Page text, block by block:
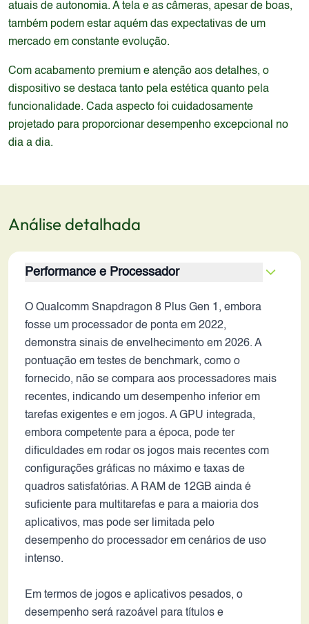
atuais de autonomia. A tela e as câmeras, apesar de boas,
também podem estar aquém das expectativas de um
mercado em constante evolução.
Com acabamento premium e atenção aos detalhes, o
dispositivo se destaca tanto pela estética quanto pela
funcionalidade. Cada aspecto foi cuidadosamente
projetado para proporcionar desempenho excepcional no
dia a dia.
Análise detalhada
Performance e Processador
O Qualcomm Snapdragon 8 Plus Gen 1, embora
fosse um processador de ponta em 2022,
demonstra sinais de envelhecimento em 2026. A
pontuação em testes de benchmark, como o
fornecido, não se compara aos processadores mais
recentes, indicando um desempenho inferior em
tarefas exigentes e em jogos. A GPU integrada,
embora competente para a época, pode ter
dificuldades em rodar os jogos mais recentes com
configurações gráficas no máximo e taxas de
quadros satisfatórias. A RAM de 12GB ainda é
suficiente para multitarefas e para a maioria dos
aplicativos, mas pode ser limitada pelo
desempenho do processador em cenários de uso
intenso.
Em termos de jogos e aplicativos pesados, o
desempenho será razoável para títulos e